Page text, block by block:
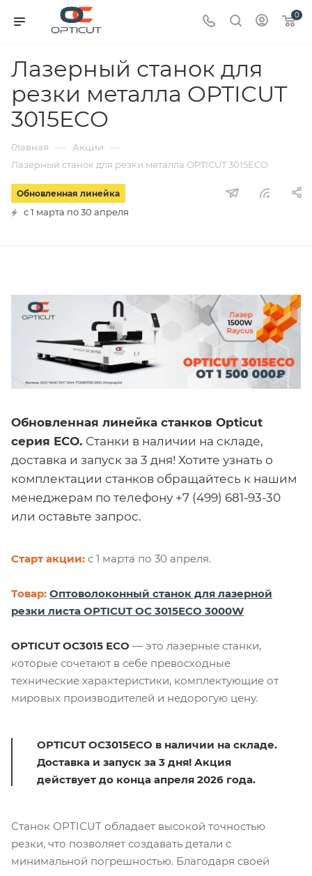
0
Лазерный станок для
резки металла OPTICUT
3015ECO
Главная — Акции —
Лазерный станок для резки металла OPTICUT 3015ECO
Обновленная линейка
с 1 марта по 30 апреля
Обновленная линейка станков Opticut
серия ECO. Станки в наличии на складе,
доставка и запуск за 3 дня! Хотите узнать о
комплектации станков обращайтесь к нашим
менеджерам по телефону +7 (499) 681-93-30
или оставьте запрос.
Старт акции: с 1 марта по 30 апреля.
Товар: Оптоволоконный станок для лазерной
резки листа OPTICUT OC 3015ЕCO 3000W
OPTICUT OC3015 ECO — это лазерные станки,
которые сочетают в себе превосходные
технические характеристики, комплектующие от
мировых производителей и недорогую цену.
OPTICUT ОС3015ЕCO в наличии на складе.
Доставка и запуск за 3 дня! Акция
действует до конца апреля 2026 года.
Станок OPTICUT обладает высокой точностью
резки, что позволяет создавать детали с
минимальной погрешностью. Благодаря своей